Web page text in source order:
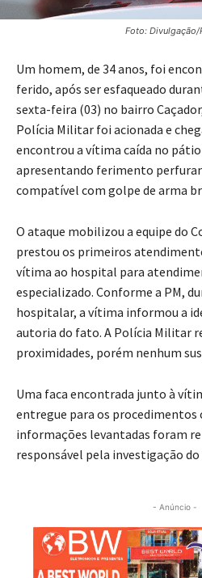
Foto: Divulgação/
Um homem, de 34 anos, foi
ferido, após ser esfaqueado
sexta-feira (03) no bairro
Polícia Militar foi acionada e
encontrou a vítima caída no pátio
apresentando ferimento
compatível com golpe de arma
O ataque mobilizou a equipe do
prestou os primeiros
vítima ao hospital para
especializado. Conforme a PM,
hospitalar, a vítima informou a
autoria do fato. A Polícia Militar
proximidades, porém nenhum
Uma faca encontrada junto à
entregue para os procedimentos
informações levantadas foram
responsável pela investigação do
- Anúncio -